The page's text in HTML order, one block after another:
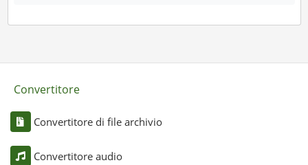
Convertitore
Convertitore di file archivio
Convertitore audio